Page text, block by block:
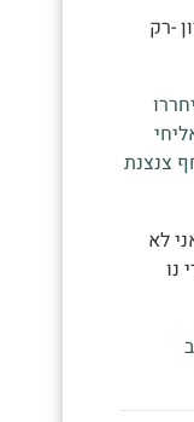
-רק
צנצנת
לא
נו